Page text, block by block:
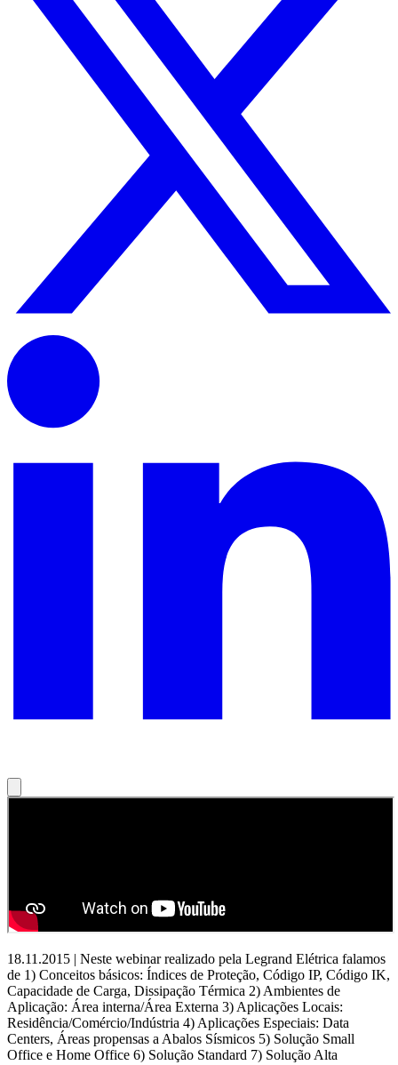
18.11.2015 | Neste webinar realizado pela Legrand Elétrica falamos
de 1) Conceitos básicos: Índices de Proteção, Código IP, Código IK,
Capacidade de Carga, Dissipação Térmica 2) Ambientes de
Aplicação: Área interna/Área Externa 3) Aplicações Locais:
Residência/Comércio/Indústria 4) Aplicações Especiais: Data
Centers, Áreas propensas a Abalos Sísmicos 5) Solução Small
Office e Home Office 6) Solução Standard 7) Solução Alta